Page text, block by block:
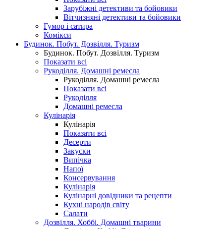
Зарубіжні детективи та бойовики
Вітчизняні детективи та бойовики
Гумор і сатира
Комікси
Будинок. Побут. Дозвілля. Туризм
Будинок. Побут. Дозвілля. Туризм
Показати всі
Рукоділля. Домашні ремесла
Рукоділля. Домашні ремесла
Показати всі
Рукоділля
Домашні ремесла
Кулінарія
Кулінарія
Показати всі
Десерти
Закуски
Випічка
Напої
Консервування
Кулінарія
Кулінарні довідники та рецепти
Кухні народів світу
Салати
Дозвілля. Хоббі. Домашні тварини